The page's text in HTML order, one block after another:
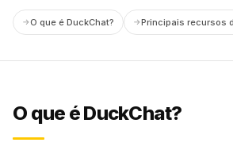
O que é DuckChat? Principais recursos
O que é DuckChat?